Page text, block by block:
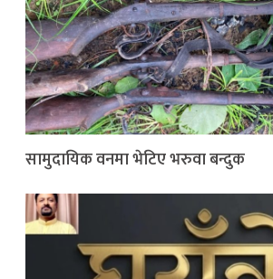
सामुदायिक वनमा भेटिए भरुवा बन्दुक